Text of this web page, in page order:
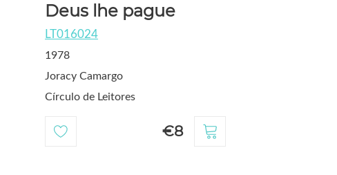
Deus lhe pague
LT016024
1978
Joracy Camargo
Círculo de Leitores
€8